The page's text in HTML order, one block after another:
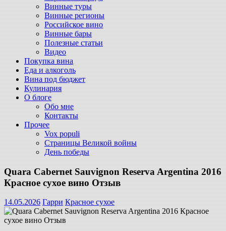
Винные туры
Винные регионы
Российское вино
Винные бары
Полезные статьи
Видео
Покупка вина
Еда и алкоголь
Вина под бюджет
Кулинария
О блоге
Обо мне
Контакты
Прочее
Vox populi
Страницы Великой войны
День победы
Quara Cabernet Sauvignon Reserva Argentina 2016
Красное сухое вино Отзыв
14.05.2026 Гарри Красное сухое